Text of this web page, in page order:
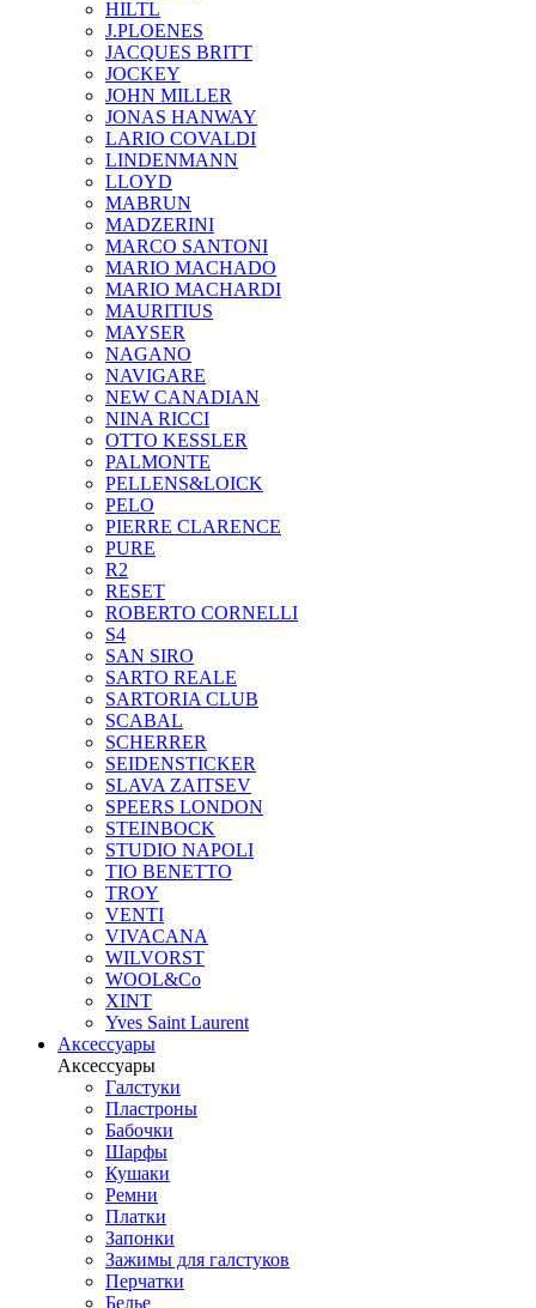
HILTL
J.PLOENES
JAСQUES BRITT
JOCKEY
JOHN MILLER
JONAS HANWAY
LARIO COVALDI
LINDENMANN
LLOYD
MABRUN
MADZERINI
MARCO SANTONI
MARIO MACHADO
MARIO MACHARDI
MAURITIUS
MAYSER
NAGANO
NAVIGARE
NEW CANADIAN
NINA RICCI
OTTO KESSLER
PALMONTE
PELLENS&LOICK
PELO
PIERRE CLARENCE
PURE
R2
RESET
ROBERTO CORNELLI
S4
SAN SIRO
SARTO REALE
SARTORIA CLUB
SCABAL
SCHERRER
SEIDENSTICKER
SLAVA ZAITSEV
SPEERS LONDON
STEINBOCK
STUDIO NAPOLI
TIO BENETTO
TROY
VENTI
VIVACANA
WILVORST
WOOL&Co
XINT
Yves Saint Laurent
Аксессуары
Аксессуары
Галстуки
Пластроны
Бабочки
Шарфы
Кушаки
Ремни
Платки
Запонки
Зажимы для галстуков
Перчатки
Белье